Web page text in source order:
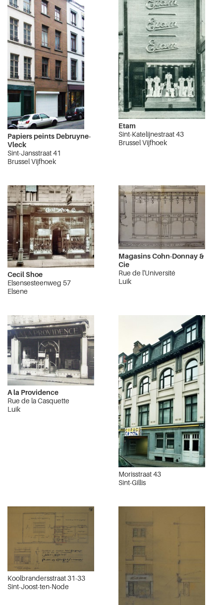
Papiers peints Debruyne-
Vleck
Sint-Jansstraat 41
Brussel Vijfhoek
Etam
Sint-Katelijnestraat 43
Brussel Vijfhoek
Cecil Shoe
Elsensesteenweg 57
Elsene
Magasins Cohn-Donnay &
Cie
Rue de l'Université
Luik
A la Providence
Rue de la Casquette
Luik
Morisstraat 43
Sint-Gillis
Koolbrandersstraat 31-33
Sint-Joost-ten-Node